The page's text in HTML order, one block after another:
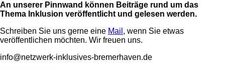
An unserer Pinnwand können Beiträge rund um das
Thema Inklusion veröffentlicht und gelesen werden.
Schreiben Sie uns gerne eine Mail , wenn Sie etwas
veröffentlichen möchten. Wir freuen uns.
info@netzwerk-inklusives-bremerhaven.de